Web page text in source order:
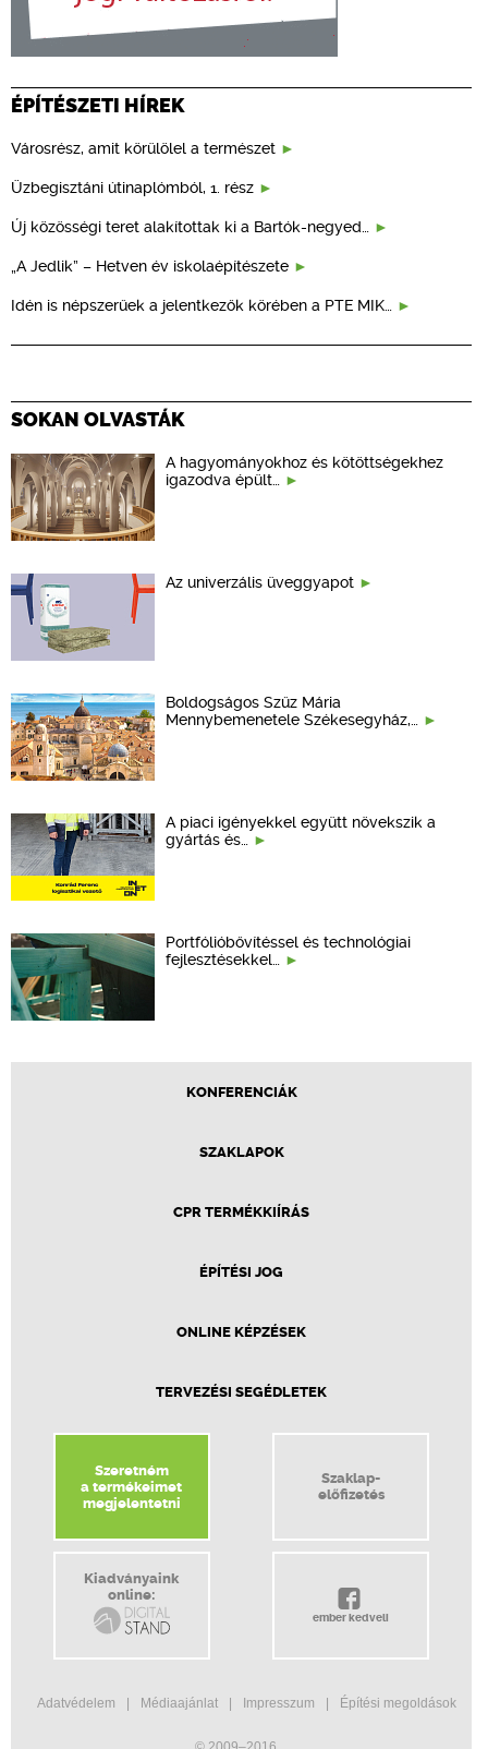
ÉPÍTÉSZETI HÍREK
Városrész, amit körülölel a természet
Üzbegisztáni útinaplómból, 1. rész
Új közösségi teret alakítottak ki a Bartók-negyed…
„A Jedlik” – Hetven év iskolaépítészete
Idén is népszerűek a jelentkezők körében a PTE MIK…
SOKAN OLVASTÁK
A hagyományokhoz és kötöttségekhez
igazodva épült…
Az univerzális üveggyapot
Boldogságos Szűz Mária
Mennybemenetele Székesegyház,…
A piaci igényekkel együtt növekszik a
gyártás és…
Portfólióbővítéssel és technológiai
fejlesztésekkel…
KONFERENCIÁK
SZAKLAPOK
CPR TERMÉKKIÍRÁS
ÉPÍTÉSI JOG
ONLINE KÉPZÉSEK
TERVEZÉSI SEGÉDLETEK
Szeretném
a termékeimet
megjelentetni
Szaklap-
előfizetés
Kiadványaink
online:
ember kedveli
Adatvédelem Médiaajánlat Impresszum Építési megoldások